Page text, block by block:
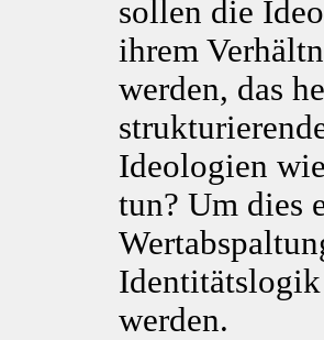
sollen die
ihrem
werden, das
Ideologien
tun? Um dies
werden.